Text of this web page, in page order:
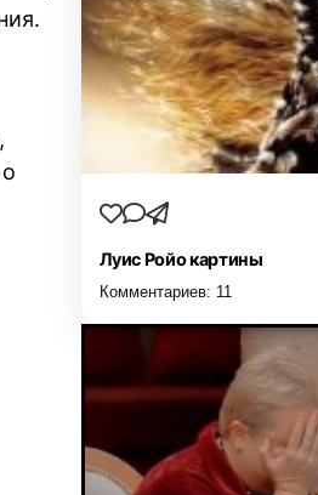
Луис Ройо картины
Комментариев: 11